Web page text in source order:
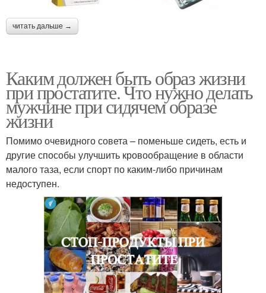
читать дальше →
Каким должен быть образ жизни
при простатите. Что нужно делать
мужчине при сидячем образе
жизни
Помимо очевидного совета – поменьше сидеть, есть и
другие способы улучшить кровообращение в области
малого таза, если спорт по каким-либо причинам
недоступен.